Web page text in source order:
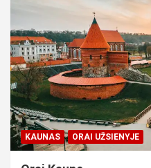
KAUNAS ORAI UŽSIENYJE